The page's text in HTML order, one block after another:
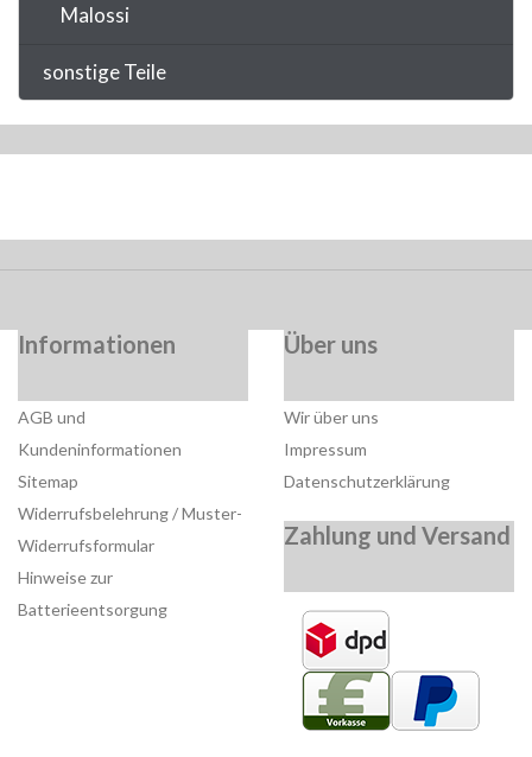
Malossi
sonstige Teile
Informationen
AGB und
Kundeninformationen
Sitemap
Widerrufsbelehrung / Muster-
Widerrufsformular
Hinweise zur
Batterieentsorgung
Über uns
Wir über uns
Impressum
Datenschutzerklärung
Zahlung und Versand